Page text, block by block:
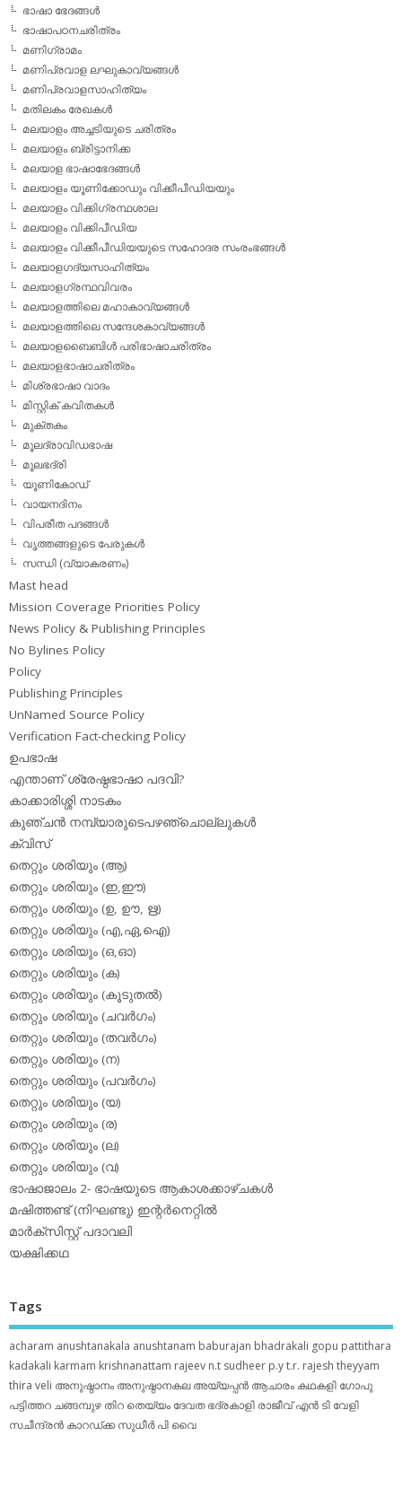
ഭാഷാ ഭേദങ്ങള്‍
ഭാഷാപഠനചരിത്രം
മണിഗ്രാമം
മണിപ്രവാള ലഘുകാവ്യങ്ങള്‍
മണിപ്രവാളസാഹിത്യം
മതിലകം രേഖകള്‍
മലയാളം അച്ചടിയുടെ ചരിത്രം
മലയാളം ബ്രിട്ടാനിക്ക
മലയാള ഭാഷാഭേദങ്ങള്‍
മലയാളം യൂണിക്കോഡും വിക്കീപീഡിയയും
മലയാളം വിക്കിഗ്രന്ഥശാല
മലയാളം വിക്കിപീഡിയ
മലയാളം വിക്കീപീഡിയയുടെ സഹോദര സംരംഭങ്ങള്‍
മലയാളഗദ്യസാഹിത്യം
മലയാളഗ്രന്ഥവിവരം
മലയാളത്തിലെ മഹാകാവ്യങ്ങള്‍
മലയാളത്തിലെ സന്ദേശകാവ്യങ്ങള്‍
മലയാളബൈബിള്‍ പരിഭാഷാചരിത്രം
മലയാളഭാഷാചരിത്രം
മിശ്രഭാഷാ വാദം
മിസ്റ്റിക് കവിതകള്‍
മുക്തകം
മൂലദ്രാവിഡഭാഷ
മൂലഭദ്രി
യൂണികോഡ്
വായനദിനം
വിപരീത പദങ്ങള്‍
വൃത്തങ്ങളുടെ പേരുകള്‍
സന്ധി (വ്യാകരണം)
Mast head
Mission Coverage Priorities Policy
News Policy & Publishing Principles
No Bylines Policy
Policy
Publishing Principles
UnNamed Source Policy
Verification Fact-checking Policy
ഉപഭാഷ
എന്താണ് ശ്രേഷ്ഠഭാഷാ പദവി?
കാക്കാരിശ്ശി നാടകം
കുഞ്ചന്‍ നമ്പ്യാരുടെപഴഞ്ചൊല്ലുകള്‍
ക്വിസ്
തെറ്റും ശരിയും (ആ)
തെറ്റും ശരിയും (ഇ,ഈ)
തെറ്റും ശരിയും (ഉ, ഊ, ഋ)
തെറ്റും ശരിയും (എ,ഏ,ഐ)
തെറ്റും ശരിയും (ഒ,ഓ)
തെറ്റും ശരിയും (ക)
തെറ്റും ശരിയും (കൂടുതല്‍)
തെറ്റും ശരിയും (ചവര്‍ഗം)
തെറ്റും ശരിയും (തവര്‍ഗം)
തെറ്റും ശരിയും (ന)
തെറ്റും ശരിയും (പവര്‍ഗം)
തെറ്റും ശരിയും (യ)
തെറ്റും ശരിയും (ര)
തെറ്റും ശരിയും (ല)
തെറ്റും ശരിയും (വ)
ഭാഷാജാലം 2- ഭാഷയുടെ ആകാശക്കാഴ്ചകള്‍
മഷിത്തണ്ട് (നിഘണ്ടു) ഇന്റര്‍നെറ്റില്‍
മാര്‍ക്‌സിസ്റ്റ് പദാവലി
യക്ഷിക്കഥ
Tags
acharam anushtanakala anushtanam baburajan bhadrakali gopu pattithara
kadakali karmam krishnanattam rajeev n.t sudheer p.yt.r. rajesh theyyam
thira veli അനുഷ്ഠാനം അനുഷ്ഠാനകല അയ്യപ്പന്‍ ആചാരം കഥകളി ഗോപു
പട്ടിത്തറ ചങ്ങമ്പുഴ തിറ തെയ്യം ദേവത ഭദ്രകാളി രാജീവ് എൻ ടി വേളി
സചീന്ദ്രന്‍ കാറഡ്ക്ക സുധീര്‍ പി വൈ